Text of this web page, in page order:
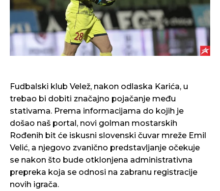
Fudbalski klub Velež, nakon odlaska Karića, u
trebao bi dobiti značajno pojačanje među
stativama. Prema informacijama do kojih je
došao naš portal, novi golman mostarskih
Rođenih bit će iskusni slovenski čuvar mreže Emil
Velić, a njegovo zvanično predstavljanje očekuje
se nakon što bude otklonjena administrativna
prepreka koja se odnosi na zabranu registracije
novih igrača.